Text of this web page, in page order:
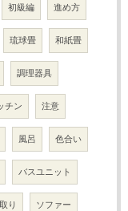
初級編 進め方
琉球畳 和紙畳
調理器具
チン 注意
風呂 色合い
バスユニット
り ソファー